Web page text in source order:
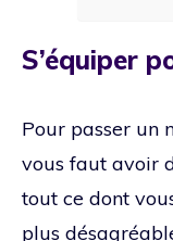
S’équiper
Pour passer un
vous faut avoir
tout ce dont
plus